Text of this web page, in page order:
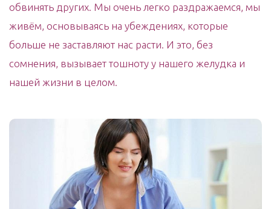
обвинять других. Мы очень легко раздражаемся, мы
живём, основываясь на убеждениях, которые
больше не заставляют нас расти. И это, без
сомнения, вызывает тошноту у нашего желудка и
нашей жизни в целом.